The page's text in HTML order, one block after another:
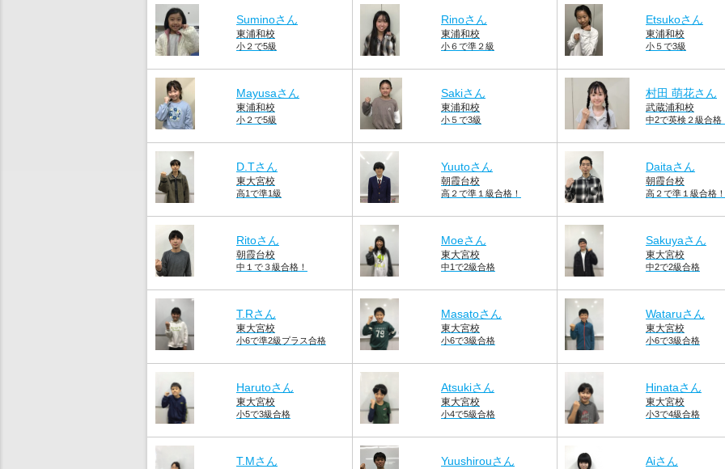
Suminoさん
東浦和校
小２で5級
Rinoさん
東浦和校
小６で準２級
Etsukoさん
東浦和校
小５で3級
Mayusaさん
東浦和校
小２で5級
Sakiさん
東浦和校
小５で3級
村田 萌花さん
武蔵浦和校
中2で英検２級合格
D.Tさん
東大宮校
高1で準1級
Yuutoさん
朝霞台校
高２で準１級合格！
Daitaさん
朝霞台校
高２で準１級合格！
Ritoさん
朝霞台校
中１で３級合格！
Moeさん
東大宮校
中1で2級合格
Sakuyaさん
東大宮校
中2で2級合格
T.Rさん
東大宮校
小6で準2級プラス合格
Masatoさん
東大宮校
小6で3級合格
Wataruさん
東大宮校
小6で3級合格
Harutoさん
東大宮校
小5で3級合格
Atsukiさん
東大宮校
小4で5級合格
Hinataさん
東大宮校
小3で4級合格
T.Mさん Yuushirouさん Aiさん